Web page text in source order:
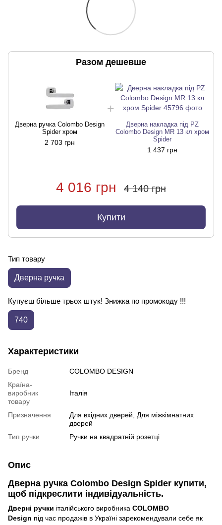
Разом дешевше
Дверна ручка Colombo Design
Spider хром
2 703 грн
Дверна накладка під PZ
Colombo Design MR 13 кл хром
Spider
1 437 грн
4 016 грн 4 140 грн
Купити
Тип товару
Дверна ручка
Купуєш більше трьох штук! Знижка по промокоду !!!
740
Характеристики
Бренд
COLOMBO DESIGN
Країна-
виробник
товару
Італія
Призначення
Для вхідних дверей, Для міжкімнатних
дверей
Тип ручки
Ручки на квадратній розетці
Опис
Дверна ручка Colombo Design Spider купити,
щоб підкреслити індивідуальність.
Дверні ручки італійського виробника COLOMBO
Design під час продажів в Україні зарекомендували себе як